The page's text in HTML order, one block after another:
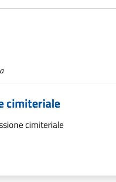
cimiteriale
cimiteriale